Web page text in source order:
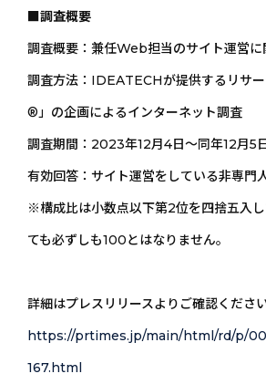
■調査概要
調査概要：兼任Web担当のサイト運営に
調査方法：IDEATECHが提供するリサ
®︎」の企画によるインターネット調査
調査期間：2023年12月4日〜同年12月5
有効回答：サイト運営をしている非専門
※構成比は小数点以下第2位を四捨五入
ても必ずしも100とはなりません。
詳細はプレスリリースよりご確認ください
https://prtimes.jp/main/html/rd/p/
167.html